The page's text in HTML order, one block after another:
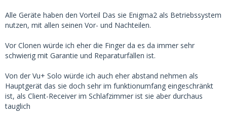
Alle Geräte haben den Vorteil Das sie Enigma2 als Betriebssystem
nutzen, mit allen seinen Vor- und Nachteilen.
Vor Clonen würde ich eher die Finger da es da immer sehr
schwierig mit Garantie und Reparaturfällen ist.
Von der Vu+ Solo würde ich auch eher abstand nehmen als
Hauptgerät das sie doch sehr im funktionumfang eingeschränkt
ist, als Client-Receiver im Schlafzimmer ist sie aber durchaus
tauglich